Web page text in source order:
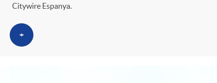
Citywire Espanya.
+